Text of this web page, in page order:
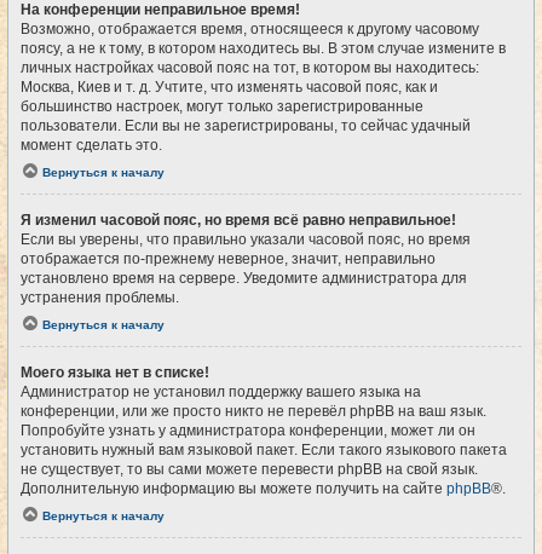
На конференции неправильное время!
Возможно, отображается время, относящееся к другому часовому
поясу, а не к тому, в котором находитесь вы. В этом случае измените в
личных настройках часовой пояс на тот, в котором вы находитесь:
Москва, Киев и т. д. Учтите, что изменять часовой пояс, как и
большинство настроек, могут только зарегистрированные
пользователи. Если вы не зарегистрированы, то сейчас удачный
момент сделать это.
Вернуться к началу
Я изменил часовой пояс, но время всё равно неправильное!
Если вы уверены, что правильно указали часовой пояс, но время
отображается по-прежнему неверное, значит, неправильно
установлено время на сервере. Уведомите администратора для
устранения проблемы.
Вернуться к началу
Моего языка нет в списке!
Администратор не установил поддержку вашего языка на
конференции, или же просто никто не перевёл phpBB на ваш язык.
Попробуйте узнать у администратора конференции, может ли он
установить нужный вам языковой пакет. Если такого языкового пакета
не существует, то вы сами можете перевести phpBB на свой язык.
Дополнительную информацию вы можете получить на сайте phpBB®.
Вернуться к началу